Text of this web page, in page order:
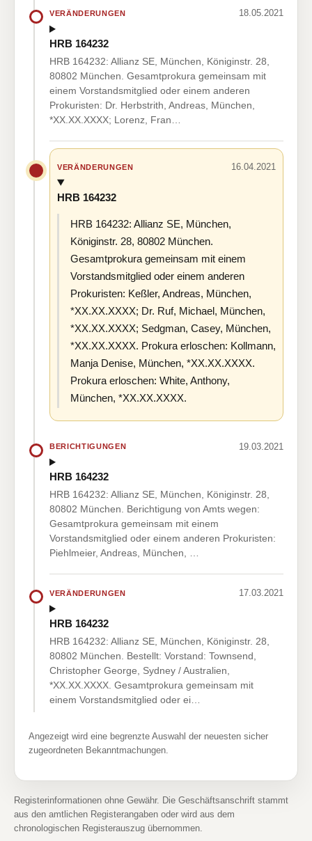
VERÄNDERUNGEN 18.05.2021
HRB 164232
HRB 164232: Allianz SE, München, Königinstr. 28,
80802 München. Gesamtprokura gemeinsam mit
einem Vorstandsmitglied oder einem anderen
Prokuristen: Dr. Herbstrith, Andreas, München,
*XX.XX.XXXX; Lorenz, Fran…
VERÄNDERUNGEN 16.04.2021
HRB 164232
HRB 164232: Allianz SE, München,
Königinstr. 28, 80802 München.
Gesamtprokura gemeinsam mit einem
Vorstandsmitglied oder einem anderen
Prokuristen: Keßler, Andreas, München,
*XX.XX.XXXX; Dr. Ruf, Michael, München,
*XX.XX.XXXX; Sedgman, Casey, München,
*XX.XX.XXXX. Prokura erloschen: Kollmann,
Manja Denise, München, *XX.XX.XXXX.
Prokura erloschen: White, Anthony,
München, *XX.XX.XXXX.
BERICHTIGUNGEN 19.03.2021
HRB 164232
HRB 164232: Allianz SE, München, Königinstr. 28,
80802 München. Berichtigung von Amts wegen:
Gesamtprokura gemeinsam mit einem
Vorstandsmitglied oder einem anderen Prokuristen:
Piehlmeier, Andreas, München, …
VERÄNDERUNGEN 17.03.2021
HRB 164232
HRB 164232: Allianz SE, München, Königinstr. 28,
80802 München. Bestellt: Vorstand: Townsend,
Christopher George, Sydney / Australien,
*XX.XX.XXXX. Gesamtprokura gemeinsam mit
einem Vorstandsmitglied oder ei…
Angezeigt wird eine begrenzte Auswahl der neuesten sicher
zugeordneten Bekanntmachungen.
Registerinformationen ohne Gewähr. Die Geschäftsanschrift stammt
aus den amtlichen Registerangaben oder wird aus dem
chronologischen Registerauszug übernommen.